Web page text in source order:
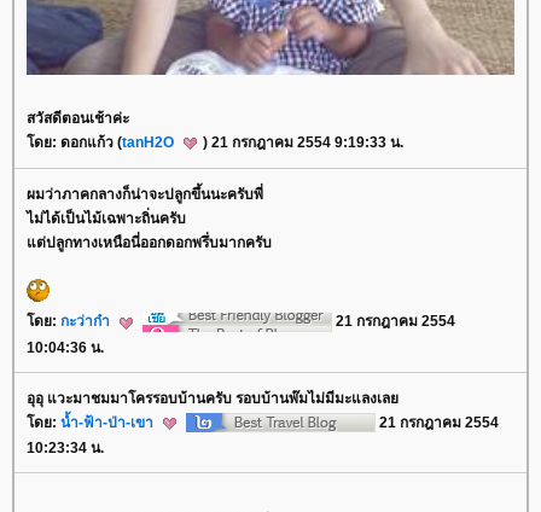
สวัสดีตอนเช้าค่ะ
ดย: ดอกแก้ว (tanH2O ) 21 กรกฎาคม 2554 9:19:33 น.
ผมว่าภาคกลางก็น่าจะปลูกขึ้นนะครับพี่
ไม่ได้เป็นไม้เฉพาะถิ่นครับ
ต่ปลูกทางเหนือนี่ออกดอกพรึ่บมากครับ
ดย: กะว่าก๋า
21 กรกฎาคม 2554
10:04:36 น.
อุอุ แวะมาชมมาโครรอบบ้านครับ รอบบ้านพ๊มไม่มีมะแลงเล
ดย: น้ำ-ฟ้า-ป่า-เขา
21 กรกฎาคม 2554
10:23:34 น.